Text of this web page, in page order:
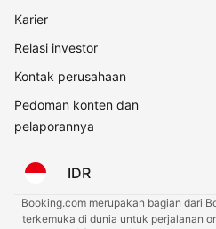
Karier
Relasi investor
Kontak perusahaan
Pedoman konten dan
pelaporannya
IDR
Booking.com merupakan bagian dari
terkemuka di dunia untuk perjalanan